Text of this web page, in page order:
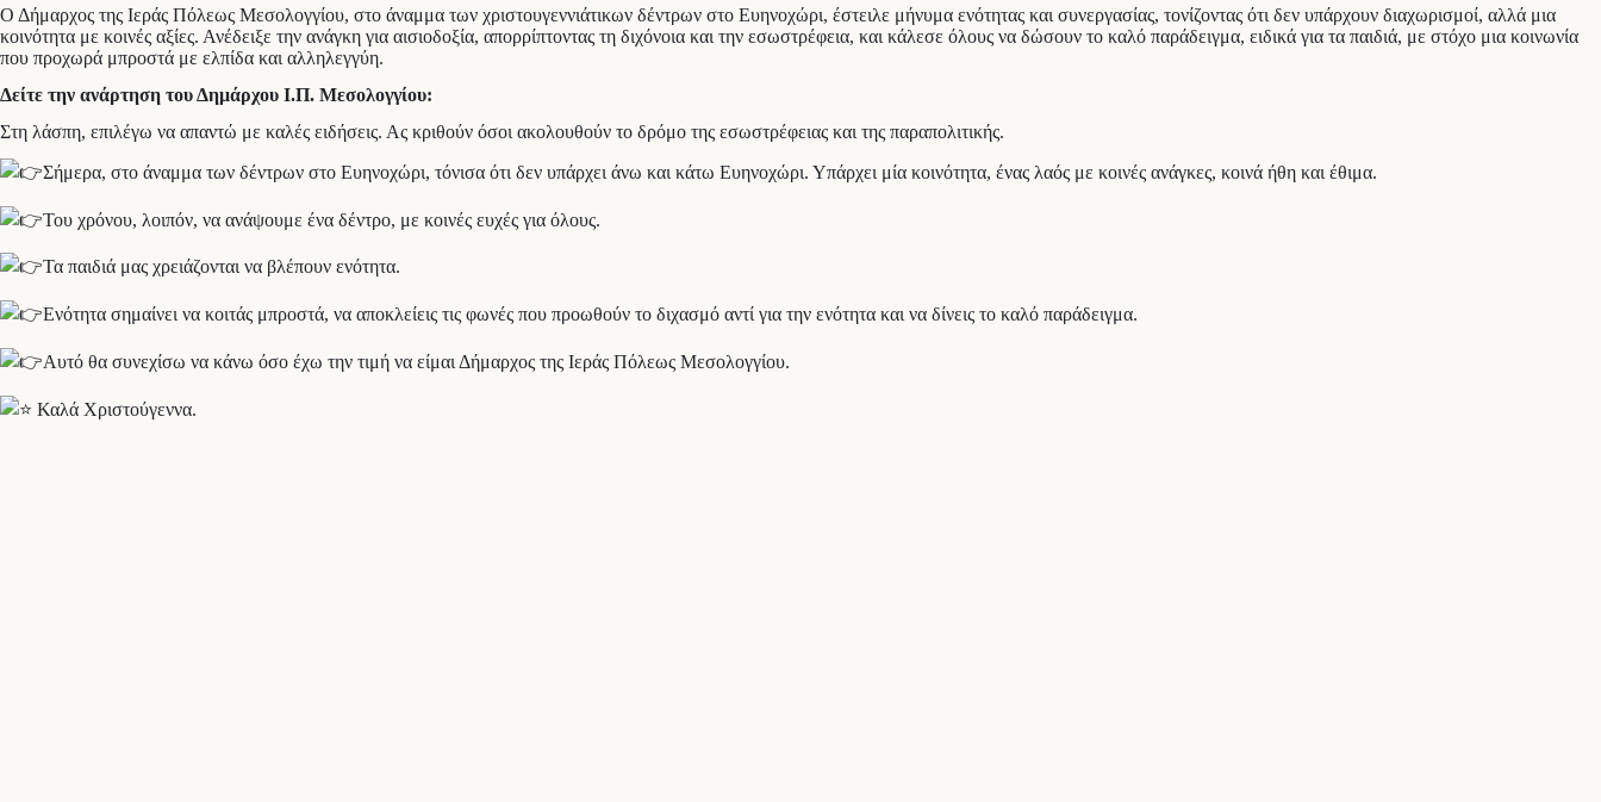
Ο Δήμαρχος της Ιεράς Πόλεως Μεσολογγίου, στο άναμμα των χριστουγεννιάτικων δέντρων στο Ευηνοχώρι, έστειλε μήνυμα ενότητας και συνεργασίας, τονίζοντας ότι δεν υπάρχουν διαχωρισμοί, αλλά μια
κοινότητα με κοινές αξίες. Ανέδειξε την ανάγκη για αισιοδοξία, απορρίπτοντας τη διχόνοια και την εσωστρέφεια, και κάλεσε όλους να δώσουν το καλό παράδειγμα, ειδικά για τα παιδιά, με στόχο μια κοινωνία
που προχωρά μπροστά με ελπίδα και αλληλεγγύη.
Δείτε την ανάρτηση του Δημάρχου Ι.Π. Μεσολογγίου:
Στη λάσπη, επιλέγω να απαντώ με καλές ειδήσεις. Ας κριθούν όσοι ακολουθούν το δρόμο της εσωστρέφειας και της παραπολιτικής.
Σήμερα, στο άναμμα των δέντρων στο Ευηνοχώρι, τόνισα ότι δεν υπάρχει άνω και κάτω Ευηνοχώρι. Υπάρχει μία κοινότητα, ένας λαός με κοινές ανάγκες, κοινά ήθη και έθιμα.
Του χρόνου, λοιπόν, να ανάψουμε ένα δέντρο, με κοινές ευχές για όλους.
Τα παιδιά μας χρειάζονται να βλέπουν ενότητα.
Ενότητα σημαίνει να κοιτάς μπροστά, να αποκλείεις τις φωνές που προωθούν το διχασμό αντί για την ενότητα και να δίνεις το καλό παράδειγμα.
Αυτό θα συνεχίσω να κάνω όσο έχω την τιμή να είμαι Δήμαρχος της Ιεράς Πόλεως Μεσολογγίου.
Καλά Χριστούγεννα.